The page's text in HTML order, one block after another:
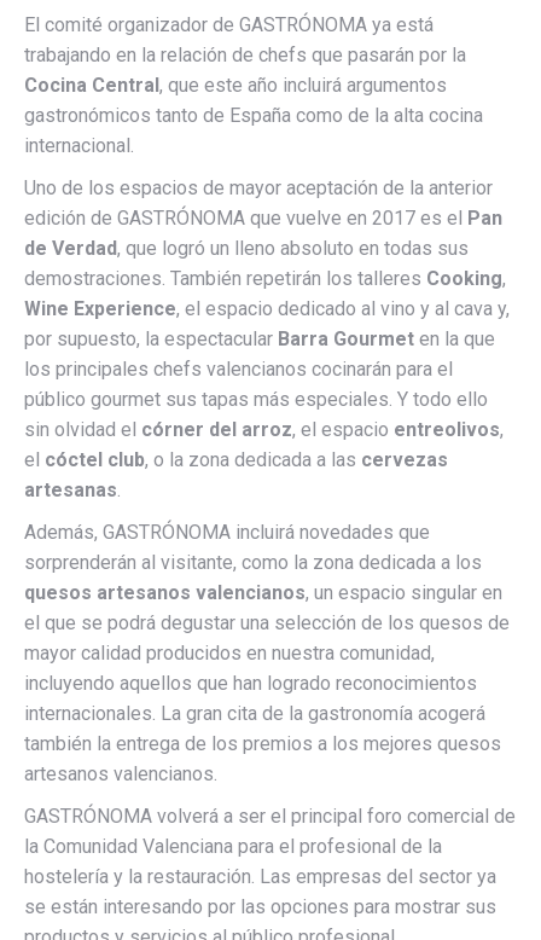
El comité organizador de GASTRÓNOMA ya está
trabajando en la relación de chefs que pasarán por la
Cocina Central, que este año incluirá argumentos
gastronómicos tanto de España como de la alta cocina
internacional.
Uno de los espacios de mayor aceptación de la anterior
edición de GASTRÓNOMA que vuelve en 2017 es el Pan
de Verdad, que logró un lleno absoluto en todas sus
demostraciones. También repetirán los talleres Cooking,
Wine Experience, el espacio dedicado al vino y al cava y,
por supuesto, la espectacular Barra Gourmet en la que
los principales chefs valencianos cocinarán para el
público gourmet sus tapas más especiales. Y todo ello
sin olvidad el córner del arroz, el espacio entreolivos,
el cóctel club, o la zona dedicada a las cervezas
artesanas.
Además, GASTRÓNOMA incluirá novedades que
sorprenderán al visitante, como la zona dedicada a los
quesos artesanos valencianos, un espacio singular en
el que se podrá degustar una selección de los quesos de
mayor calidad producidos en nuestra comunidad,
incluyendo aquellos que han logrado reconocimientos
internacionales. La gran cita de la gastronomía acogerá
también la entrega de los premios a los mejores quesos
artesanos valencianos.
GASTRÓNOMA volverá a ser el principal foro comercial de
la Comunidad Valenciana para el profesional de la
hostelería y la restauración. Las empresas del sector ya
se están interesando por las opciones para mostrar sus